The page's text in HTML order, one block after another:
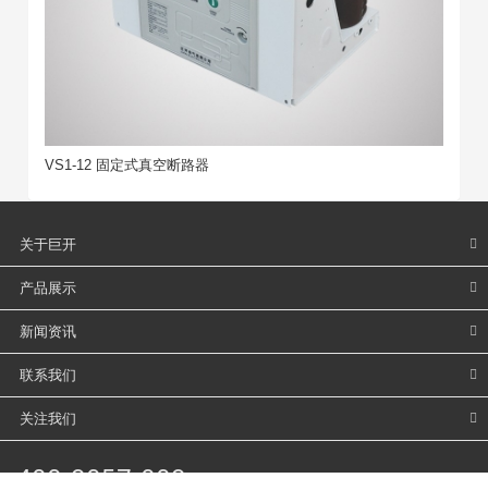
VS1-12 固定式真空断路器
关于巨开
产品展示
新闻资讯
联系我们
关注我们